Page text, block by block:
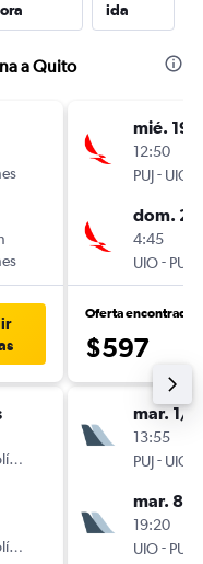
ida
a Quito
mié.
12:50
PUJ- UIO
dom.
4:45
UIO- PUJ
Oferta encontrada
$597
mar. 1/9
13:55
PUJ- UIO
mar. 8/9
19:20
UIO- PUJ